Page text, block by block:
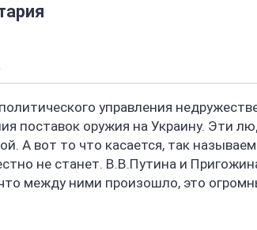
управления
поставок оружия на Украину. Эти
А вот то что касается, так
не станет. В.В.Путина и
между ними произошло, это